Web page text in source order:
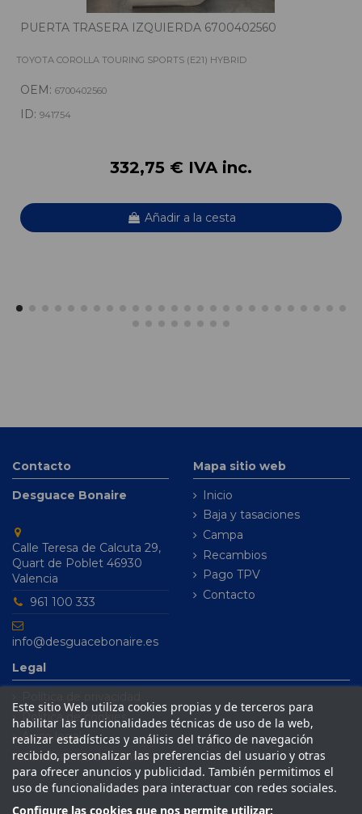
PUERTA TRASERA IZQUIERDA 6700402560
TOYOTA COROLLA TOURING SPORTS (E21) HYBRID
OEM: 6700402560
ID: 941754
332,75 € IVA inc.
Añadir a la cesta
Contacto
Desguace Bonaire
Calle Teresa de Calcuta 29,
Quart de Poblet 46930
Valencia
961 100 333
info@desguacebonaire.es
Mapa sitio web
Inicio
Baja y tasaciones
Campa
Recambios
Pago TPV
Contacto
Legal
Política de cookies
Aviso legal
Condiciones de venta
Este sitio Web utiliza cookies propias y de terceros para
habilitar las funcionalidades técnicas de uso de la web,
realizar estadísticas y análisis del tráfico de navegación
recibido, personalizar las preferencias del usuario y otras
para ofrecer anuncios y publicidad. También permitimos el
uso de funcionalidades para interactuar con redes sociales.
Configure las cookies que nos permite utilizar: